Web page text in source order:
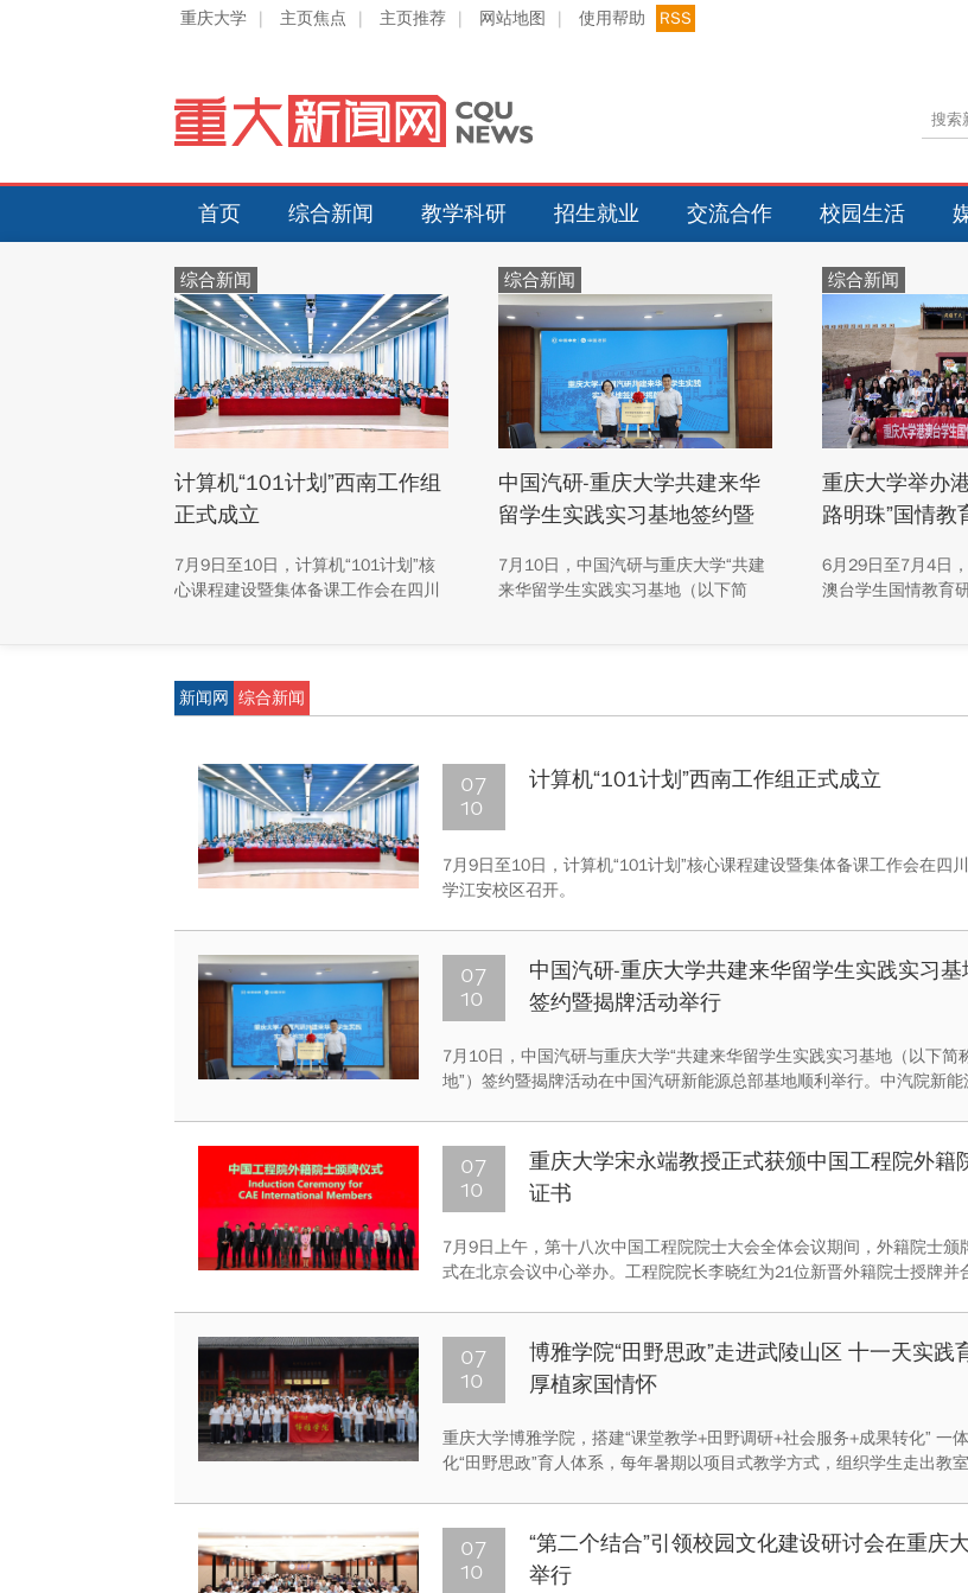
重庆大学 | 主页焦点 | 主页推荐 | 网站地图 | 使用帮助 RSS
首页 综合新闻 教学科研 招生就业 交流合作 校园生活
综合新闻
计算机“101计划”西南工作组
正式成立
7月9日至10日，计算机“101计划”核
心课程建设暨集体备课工作会在四川
综合新闻
中国汽研-重庆大学共建来华
留学生实践实习基地签约暨
7月10日，中国汽研与重庆大学“共建
来华留学生实践实习基地（以下简
学生事务管理中心主任阳春出席活
及来华留学生代表共同参与。
综合新闻
重庆大学举办
路明珠”国情教
6月29日至7月4日
澳台学生国情教育
家在丝路文明传承
成就与发展路径。
新闻网 综合新闻
07
10
计算机“101计划”西南工作组正式成立
7月9日至10日，计算机“101计划”核心课程建设暨集体备课工作会在四
学江安校区召开。
07
10
中国汽研-重庆大学共建来华留学生实践实习基
签约暨揭牌活动举行
7月10日，中国汽研与重庆大学“共建来华留学生实践实习基地（以下简
地”）签约暨揭牌活动在中国汽研新能源总部基地顺利举行。中汽院新能
表共同参与。
07
10
重庆大学宋永端教授正式获颁中国工程院外籍
证书
7月9日上午，第十八次中国工程院院士大会全体会议期间，外籍院士颁
式在北京会议中心举办。工程院院长李晓红为21位新晋外籍院士授牌并
07
10
博雅学院“田野思政”走进武陵山区 十一天实践
厚植家国情怀
重庆大学博雅学院，搭建“课堂教学+田野调研+社会服务+成果转化” 一体
化“田野思政”育人体系，每年暑期以项目式教学方式，组织学生走出教室
07
10
“第二个结合”引领校园文化建设研讨会在重庆
举行